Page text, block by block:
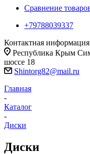
Сравнение
+79788039337
Контактная информация
Республика Крым
шоссе 18
Shintorg82@mail.ru
Главная
-
Каталог
-
Диски
Диски